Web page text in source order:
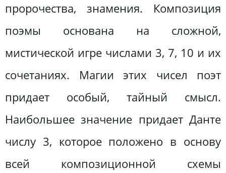
пророчества, знамения. Композиция
поэмы основана на сложной,
мистической игре числами 3, 7, 10 и их
сочетаниях. Магии этих чисел поэт
придает особый, тайный смысл.
Наибольшее значение придает Данте
числу 3, которое положено в основу
всей композиционной схемы